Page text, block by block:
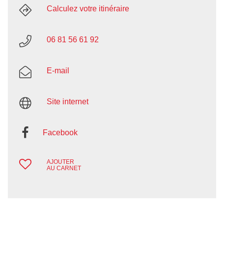
Calculez votre itinéraire
06 81 56 61 92
E-mail
Site internet
Facebook
AJOUTER
AU CARNET